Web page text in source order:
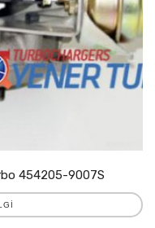
454205-9007S